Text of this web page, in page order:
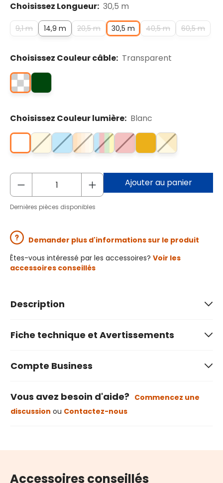
Choisissez Longueur: 30,5 m
9,1 m 14,9 m 20,5 m 30,5 m 40,5 m 60,5 m
Choisissez Couleur câble: Transparent
Choisissez Couleur lumière: Blanc
Ajouter au panier
Dernières pièces disponibles
Demander plus d'informations sur le produit
Êtes-vous intéressé par les accessoires? Voir les
accessoires conseillés
Description
Fiche technique et Avertissements
Compte Business
Vous avez besoin d'aide? Commencez une
discussion ou Contactez-nous
Accessoires conseillés